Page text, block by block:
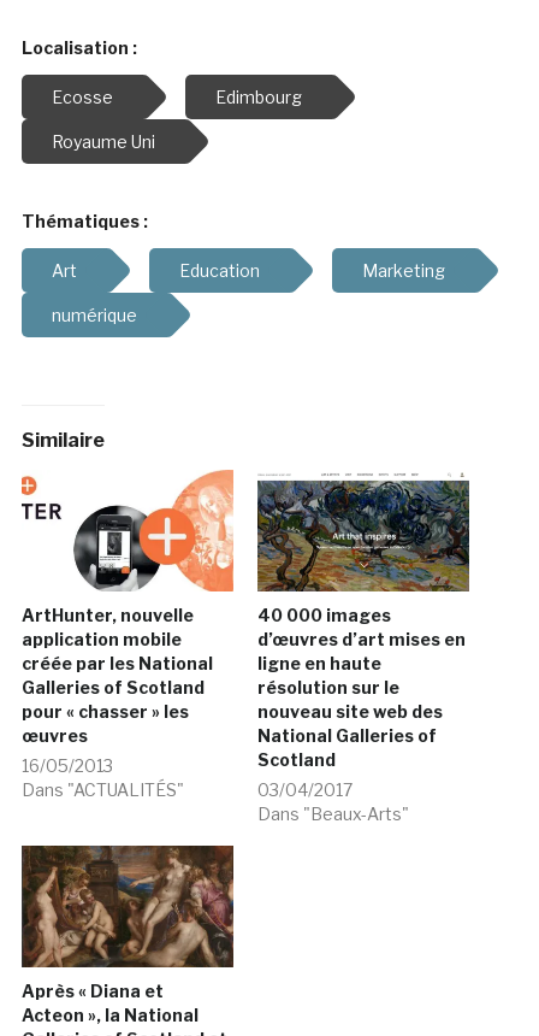
Localisation :
Ecosse Edimbourg
Royaume Uni
Thématiques :
Art Education Marketing
numérique
Similaire
ArtHunter, nouvelle
application mobile
créée par les National
Galleries of Scotland
pour « chasser » les
œuvres
16/05/2013
Dans "ACTUALITÉS"
40 000 images
d’œuvres d’art mises en
ligne en haute
résolution sur le
nouveau site web des
National Galleries of
Scotland
03/04/2017
Dans "Beaux-Arts"
Après « Diana et
Acteon », la National